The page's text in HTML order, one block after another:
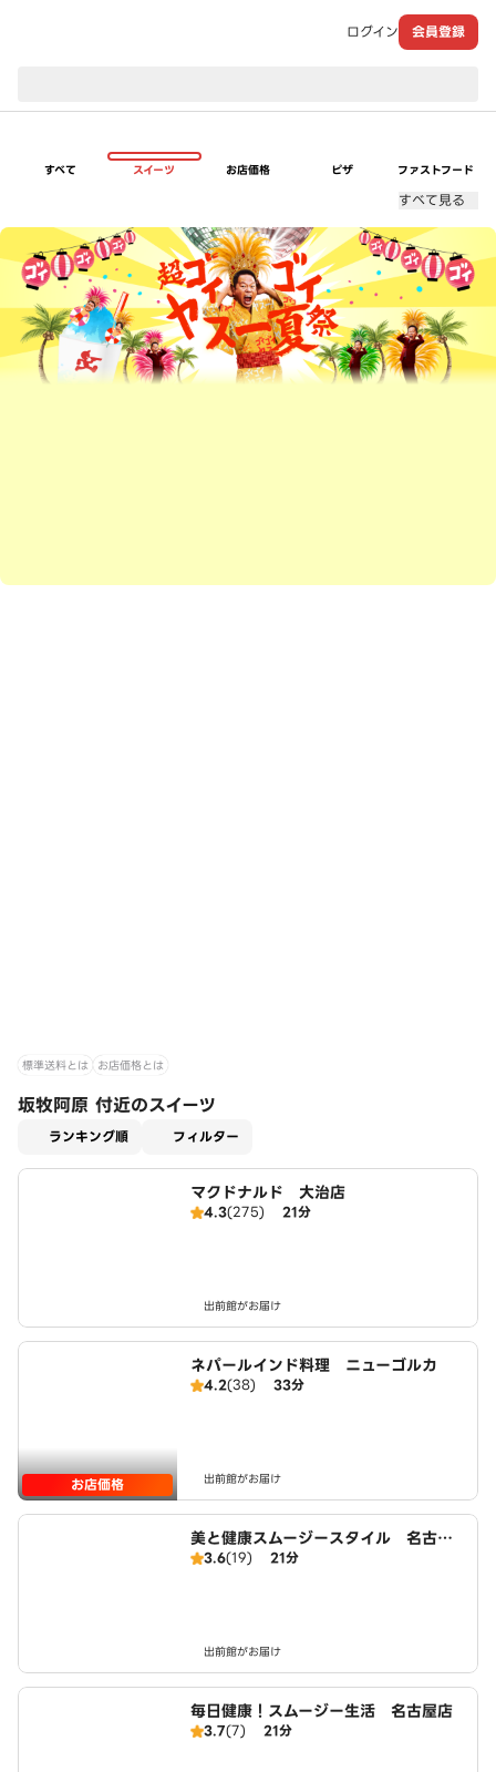
ログイン 会員登録
すべて スイーツ お店価格 ピザ ファストフード
すべて見る
超ゴイゴイヤスー夏祭
標準送料とは お店価格とは
坂牧阿原 付近のスイーツ
ランキング順 フィルター
マクドナルド 大治店
4.3(275) 21分
出前館がお届け
お店価格
ネパールインド料理 ニューゴルカ
4.2(38) 33分
出前館がお届け
美と健康スムージースタイル 名古屋
店3.6(19) 21分
出前館がお届け
毎日健康！スムージー生活 名古屋店
3.7(7) 21分